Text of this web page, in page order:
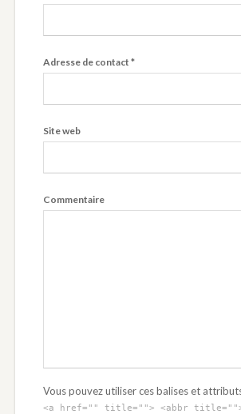
Adresse de contact *
Site web
Commentaire
Vous pouvez utiliser ces balises et
<a href="" title=""> <abbr title="">